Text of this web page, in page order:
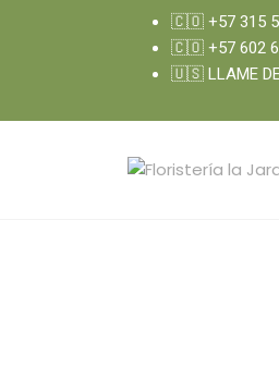
🇨🇴 +57 315
🇨🇴 +57 602
🇺🇸 LLAME